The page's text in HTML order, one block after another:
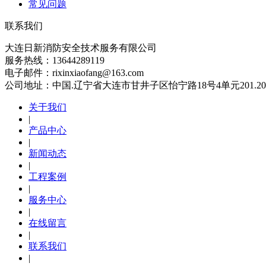
常见问题
联系我们
大连日新消防安全技术服务有限公司
服务热线：13644289119
电子邮件：rixinxiaofang@163.com
公司地址：中国.辽宁省大连市甘井子区怡宁路18号4单元
关于我们
|
产品中心
|
新闻动态
|
工程案例
|
服务中心
|
在线留言
|
联系我们
|